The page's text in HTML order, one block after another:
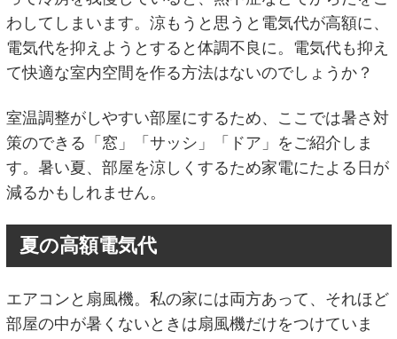
わしてしまいます。涼もうと思うと電気代が高額に、
電気代を抑えようとすると体調不良に。電気代も抑え
て快適な室内空間を作る方法はないのでしょうか？
室温調整がしやすい部屋にするため、ここでは暑さ対
策のできる「窓」「サッシ」「ドア」をご紹介しま
す。暑い夏、部屋を涼しくするため家電にたよる日が
減るかもしれません。
夏の高額電気代
エアコンと扇風機。私の家には両方あって、それほど
部屋の中が暑くないときは扇風機だけをつけていま